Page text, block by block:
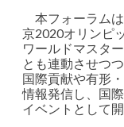
本フォーラム
京2020オリンピ
ワールドマスタ
とも連動させつ
国際貢献や有形
情報発信し、国
イベントとして開